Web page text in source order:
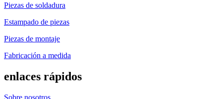
Piezas de soldadura
Estampado de piezas
Piezas de montaje
Fabricación a medida
enlaces rápidos
Sobre nosotros